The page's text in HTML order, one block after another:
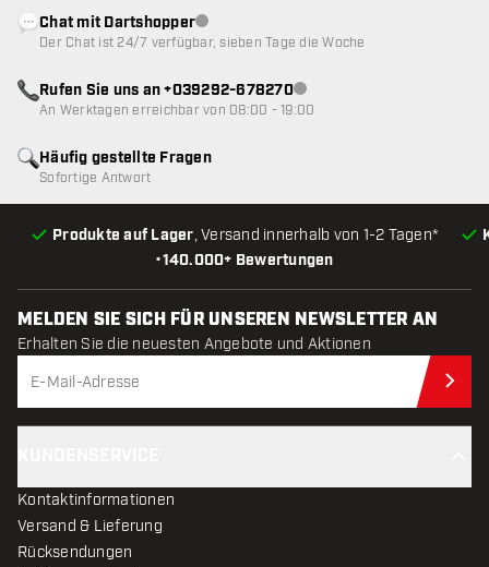
•140.000+ Bewertungen
Produkte auf Lager, Versand innerhalb von 1-2 Tagen*
Häufig gestellte Fragen
Sofortige Antwort
Chat mit DartshopperKundenservice nicht verfügbar
Der Chat ist 24/7 verfügbar, sieben Tage die Woche
Rufen Sie uns an +039292-678270Kundenservice nicht
An Werktagen erreichbar von 08:00 - 19:00
MELDEN SIE SICH FÜR UNSEREN NEWSLETTER AN
Erhalten Sie die neuesten Angebote und Aktionen
Kontaktinformationen
Versand & Lieferung
Rücksendungen